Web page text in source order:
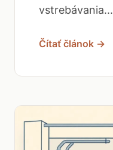
vstrebávania...
Čítať článok →